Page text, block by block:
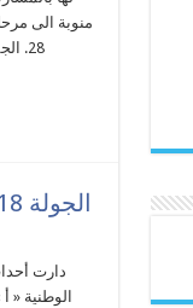
28.
الجولة 18 من البطولة الوطنية « أ » للسيدات: النادي الأفريقي دون أي هزيمة
الوطنية «